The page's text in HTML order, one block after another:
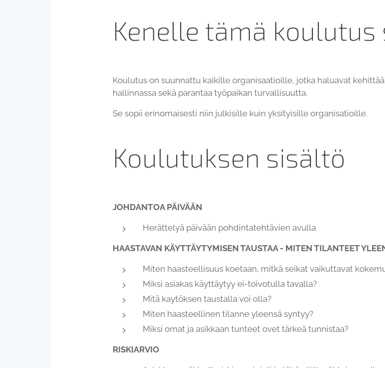
Kenelle tämä koulutus
Koulutus on suunnattu kaikille organisaatioille, jotka haluavat
hallinnassa sekä parantaa työpaikan turvallisuutta.
Se sopii erinomaisesti niin julkisille kuin yksityisille organisatioille.
Koulutuksen sisältö
JOHDANTOA PÄIVÄÄN
Herättelyä päivään pohdintatehtävien avulla
HAASTAVAN KÄYTTÄYTYMISEN TAUSTAA - MITEN TILANTEET
Miten haasteellisuus koetaan, mitkä seikat vaikuttavat
Miksi asiakas käyttäytyy ei-toivotulla tavalla?
Mitä kaytöksen taustalla voi olla?
Miten haasteellinen tilanne yleensä syntyy?
Miksi omat ja asikkaan tunteet ovet tärkeä tunnistaa?
RISKIARVIO